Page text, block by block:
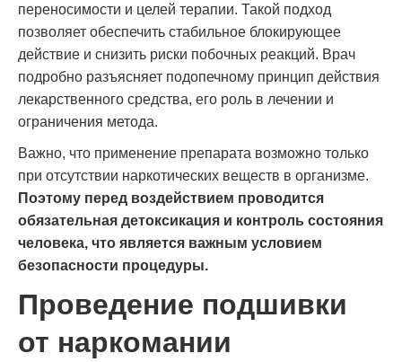
переносимости и целей терапии. Такой подход
позволяет обеспечить стабильное блокирующее
действие и снизить риски побочных реакций. Врач
подробно разъясняет подопечному принцип действия
лекарственного средства, его роль в лечении и
ограничения метода.
Важно, что применение препарата возможно только
при отсутствии наркотических веществ в организме.
Поэтому перед воздействием проводится
обязательная детоксикация и контроль состояния
человека, что является важным условием
безопасности процедуры.
Проведение подшивки
от наркомании